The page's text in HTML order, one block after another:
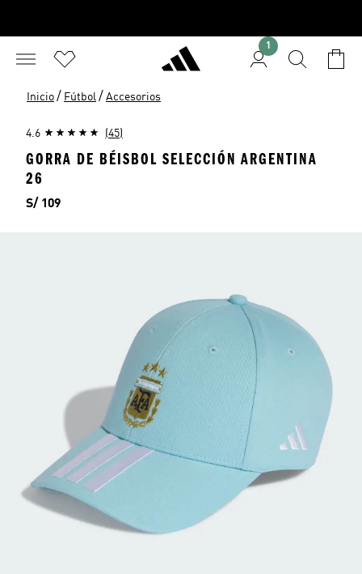
1
Inicio / Fútbol / Accesorios
4.6 (45)
GORRA DE BÉISBOL SELECCIÓN ARGENTINA
26
Precio
S/ 109